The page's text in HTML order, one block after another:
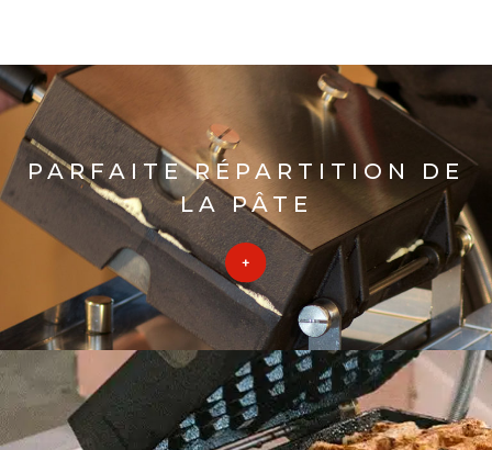
PARFAITE RÉPARTITION DE
LA PÂTE